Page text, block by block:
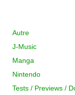
Autre
J-Music
Manga
Nintendo
Tests / Previews /